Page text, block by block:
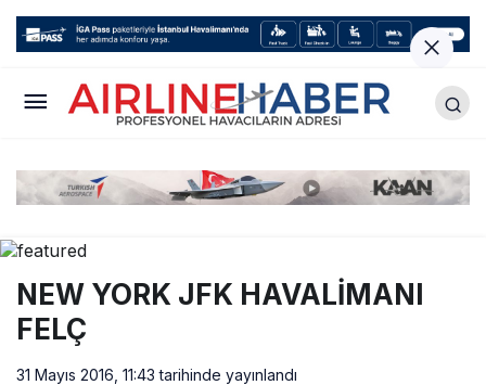
NEW YORK JFK HAVALİMANI
FELÇ
31 Mayıs 2016, 11:43 tarihinde yayınlandı